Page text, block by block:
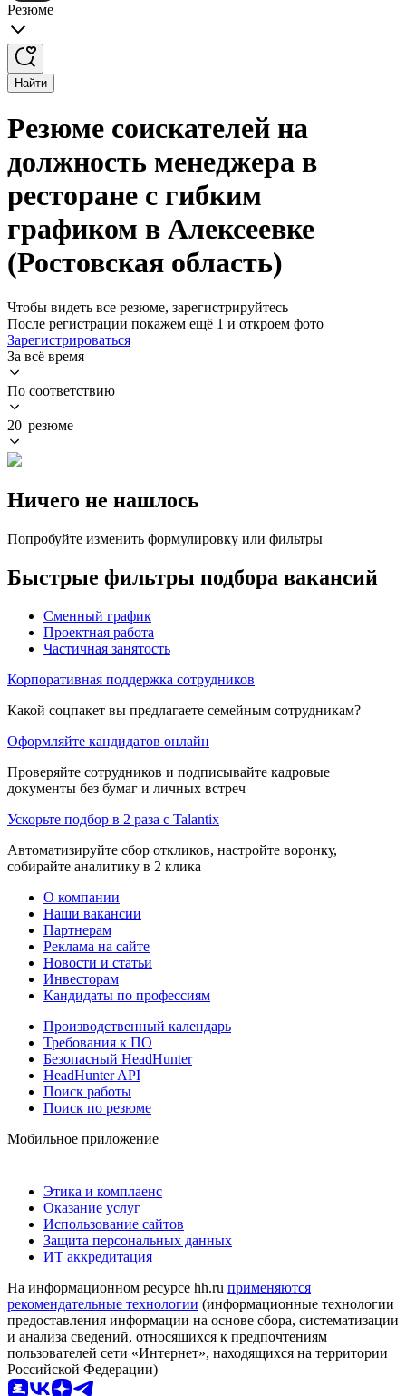
Резюме
Найти
Резюме соискателей на
должность менеджера в
ресторане с гибким
графиком в Алексеевке
(Ростовская область)
Чтобы видеть все резюме, зарегистрируйтесь
После регистрации покажем ещё 1 и откроем фото
Зарегистрироваться
За всё время
По соответствию
20 резюме
Ничего не нашлось
Попробуйте изменить формулировку или фильтры
Быстрые фильтры подбора вакансий
Сменный график
Проектная работа
Частичная занятость
Корпоративная поддержка сотрудников
Какой соцпакет вы предлагаете семейным сотрудникам?
Оформляйте кандидатов онлайн
Проверяйте сотрудников и подписывайте кадровые
документы без бумаг и личных встреч
Ускорьте подбор в 2 раза с Talantix
Автоматизируйте сбор откликов, настройте воронку,
собирайте аналитику в 2 клика
О компании
Наши вакансии
Партнерам
Реклама на сайте
Новости и статьи
Инвесторам
Кандидаты по профессиям
Производственный календарь
Требования к ПО
Безопасный HeadHunter
HeadHunter API
Поиск работы
Поиск по резюме
Мобильное приложение
Этика и комплаенс
Оказание услуг
Использование сайтов
Защита персональных данных
ИТ аккредитация
На информационном ресурсе hh.ru применяются
рекомендательные технологии (информационные технологии
предоставления информации на основе сбора, систематизации
и анализа сведений, относящихся к предпочтениям
пользователей сети «Интернет», находящихся на территории
Российской Федерации)